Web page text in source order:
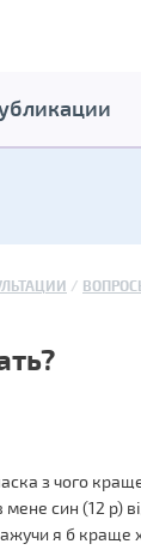
з чого
син (12 р)
я б краще